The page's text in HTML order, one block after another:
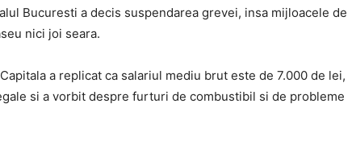
Bucuresti a decis suspendarea grevei, insa mijloacele de
nici joi seara.
a replicat ca salariul mediu brut este de 7.000 de lei,
si a vorbit despre furturi de combustibil si de probleme